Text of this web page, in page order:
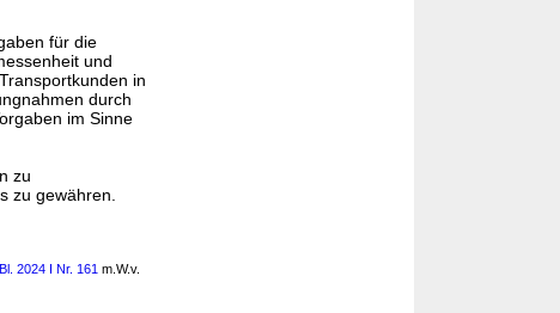
für die
und
in
durch
im Sinne
zu
zu gewähren.
2024 I Nr. 161 m.W.v.